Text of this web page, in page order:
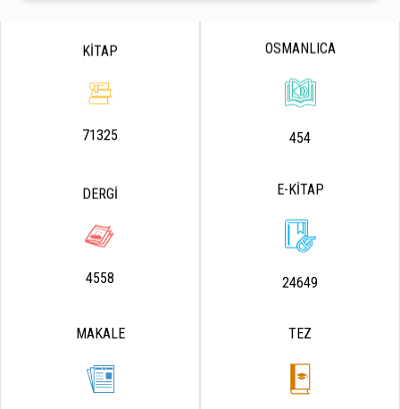
KİTAP
71325
OSMANLICA
454
DERGİ
4558
E-KİTAP
24649
MAKALE TEZ